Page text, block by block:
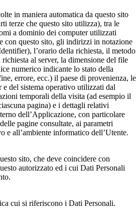
in maniera automatica da questo sito
terze che questo sito utilizza), tra le
a dominio dei computer utilizzati
con questo sito, gli indirizzi in notazione
l’orario della richiesta, il metodo
al server, la dimensione del file
numerico indicante lo stato della
errore, ecc.) il paese di provenienza, le
e del sistema operativo utilizzati dal
temporali della visita (ad esempio il
pagina) e i dettagli relativi
dell’Applicazione, con particolare
pagine consultate, ai parametri
e all’ambiente informatico dell’Utente.
sito, che deve coincidere con
autorizzato ed i cui Dati Personali
cui si riferiscono i Dati Personali.